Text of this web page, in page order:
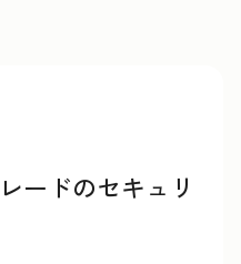
ードのセキュリ